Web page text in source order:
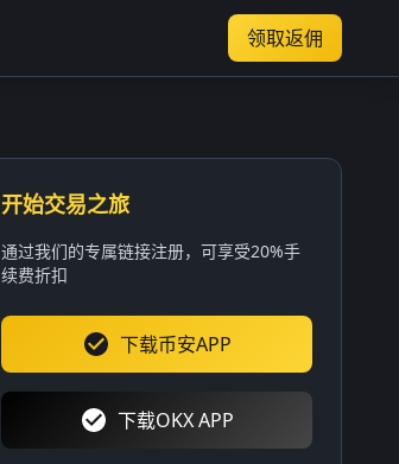
领取返佣
开始交易之旅
通过我们的专属链接注册，可享受20%手
续费折扣
下载币安APP
下载OKX APP